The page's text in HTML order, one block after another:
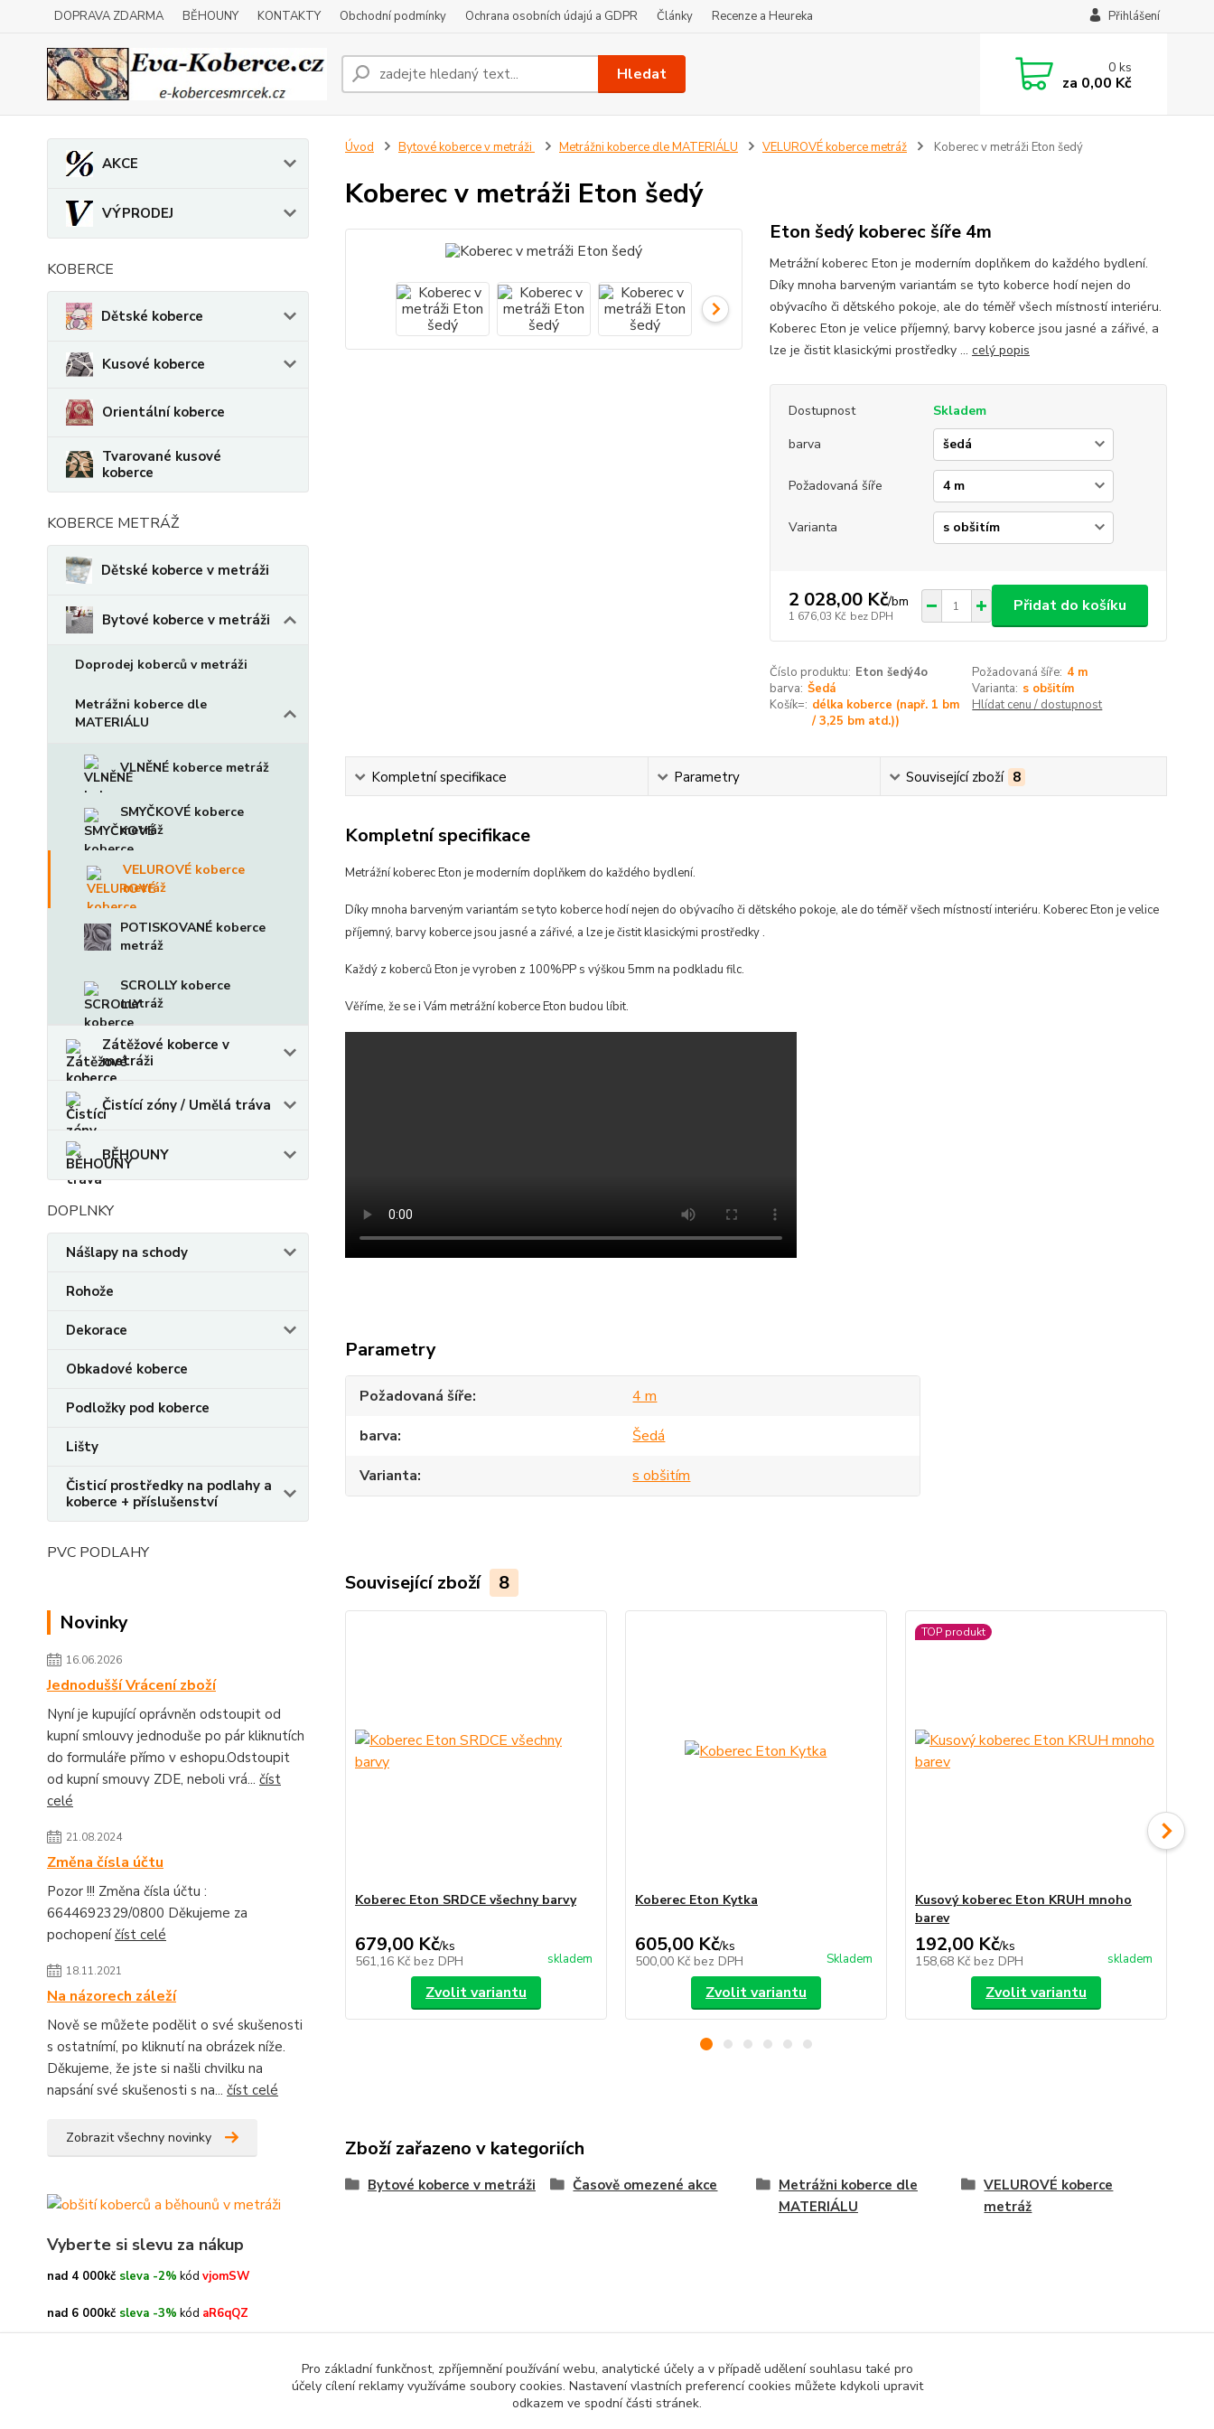
DOPRAVA ZDARMA BĚHOUNY KONTAKTY Obchodní podmínky Ochrana osobních údajú a GDPR Články Recenze a Heureka Přihlášení
Hledat 0ks
za 0,00 Kč
AKCE
VÝPRODEJ
KOBERCE
Dětské koberce
Kusové koberce
Orientální koberce
Tvarované kusové
koberce
KOBERCE METRÁŽ
Dětské koberce v metráži
Bytové koberce v metráži
Doprodej koberců v metráži
Metrážni koberce dle
MATERIÁLU
VLNĚNÉ koberce metráž
SMYČKOVÉ koberce
metráž
VELUROVÉ koberce
metráž
POTISKOVANÉ koberce
metráž
SCROLLY koberce
metráž
Zátěžové koberce v
metráži
Čistící zóny / Umělá tráva
BĚHOUNY
DOPLNKY
Nášlapy na schody
Rohože
Dekorace
Obkadové koberce
Podložky pod koberce
Lišty
Čisticí prostředky na podlahy a
koberce + příslušenství
PVC PODLAHY
Novinky
16.06.2026
Jednodušší Vrácení zboží
Nyní je kupující oprávněn odstoupit od
kupní smlouvy jednoduše po pár kliknutích
do formuláře přímo v eshopu.Odstoupit
od kupní smouvy ZDE, neboli vrá... číst
celé
21.08.2024
Změna čísla účtu
Pozor !!! Změna čísla účtu :
6644692329/0800 Děkujeme za
pochopeníčíst celé
18.11.2021
Na názorech záleží
Nově se můžete podělit o své skušenosti
s ostatnímí, po kliknutí na obrázek níže.
Děkujeme, že jste si našli chvilku na
napsání své skušenosti s na... číst celé
Zobrazit všechny novinky
Vyberte si slevu za nákup
nad 4 000kč sleva -2% kód vjomSW
nad 6 000kč sleva -3% kód aR6qQZ
Úvod Bytové koberce v metráži Metrážni koberce dle MATERIÁLU VELUROVÉ koberce metráž Koberec v metráži Eton šedý
Koberec v metráži Eton šedý
Eton šedý koberec šíře 4m
Metrážní koberec Eton je moderním doplňkem do každého bydlení.
Díky mnoha barveným variantám se tyto koberce hodí nejen do
obývacího či dětského pokoje, ale do téměř všech místností interiéru.
Koberec Eton je velice příjemný, barvy koberce jsou jasné a zářivé, a
lze je čistit klasickými prostředky ... celý popis
Dostupnost
Skladem
barva
Požadovaná šíře
Varianta
2 028,00 Kč/bm
1 676,03 Kč bez DPH
Přidat do košíku
Číslo produktu: Eton šedý4o Požadovaná šíře: 4 m
barva: Šedá Varianta: s obšitím
Košík=: délka koberce (např. 1 bm
/ 3,25 bm atd.))
Hlídat cenu / dostupnost
Kompletní specifikace Parametry Související zboží 8
Kompletní specifikace
Metrážní koberec Eton je moderním doplňkem do každého bydlení.
Díky mnoha barveným variantám se tyto koberce hodínejen do obývacího či dětského pokoje, ale do téměř všech místností interiéru. Koberec Eton je velice
příjemný, barvy koberce jsou jasné a zářivé, a lze je čistit klasickými prostředky.
Každý z koberců Eton je vyroben z 100%PP s výškou 5mm na podkladu filc.
Věříme, že se i Vám metrážní koberce Eton budou líbit.
Parametry
Požadovaná šíře
4 m
barva
Šedá
Varianta
s obšitím
Související zboží 8
Koberec Eton SRDCE všechny barvy
679,00 Kč/ks
561,16 Kč bez DPH skladem
Zvolit variantu
Koberec Eton Kytka
605,00 Kč/ks
500,00 Kč bez DPH Skladem
Zvolit variantu
TOP produkt
Kusový koberec Eton KRUH mnoho
barev
192,00 Kč/ks
158,68 Kč bez DPH skladem
Zvolit variantu
Zboží zařazeno v kategoriích
Bytové koberce v metráži Časově omezené akce
Metrážni koberce dle
MATERIÁLU
VELUROVÉ koberce
metráž
Pro základní funkčnost, zpříjemnění používání webu, analytické účely a v případě udělení souhlasu také pro
účely cílení reklamy využíváme soubory cookies. Nastavení vlastních preferencí cookies můžete kdykoli upravit
odkazem ve spodní části stránek.